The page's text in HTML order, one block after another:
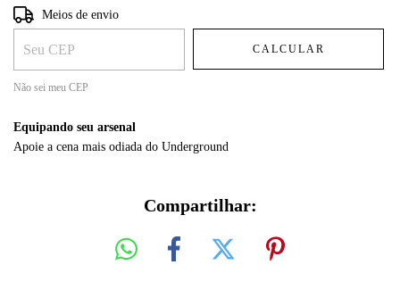
Entregas para o CEP:
Meios de envio
CALCULAR
Não sei meu CEP
Equipando seu arsenal
Apoie a cena mais odiada do Underground
Compartilhar: